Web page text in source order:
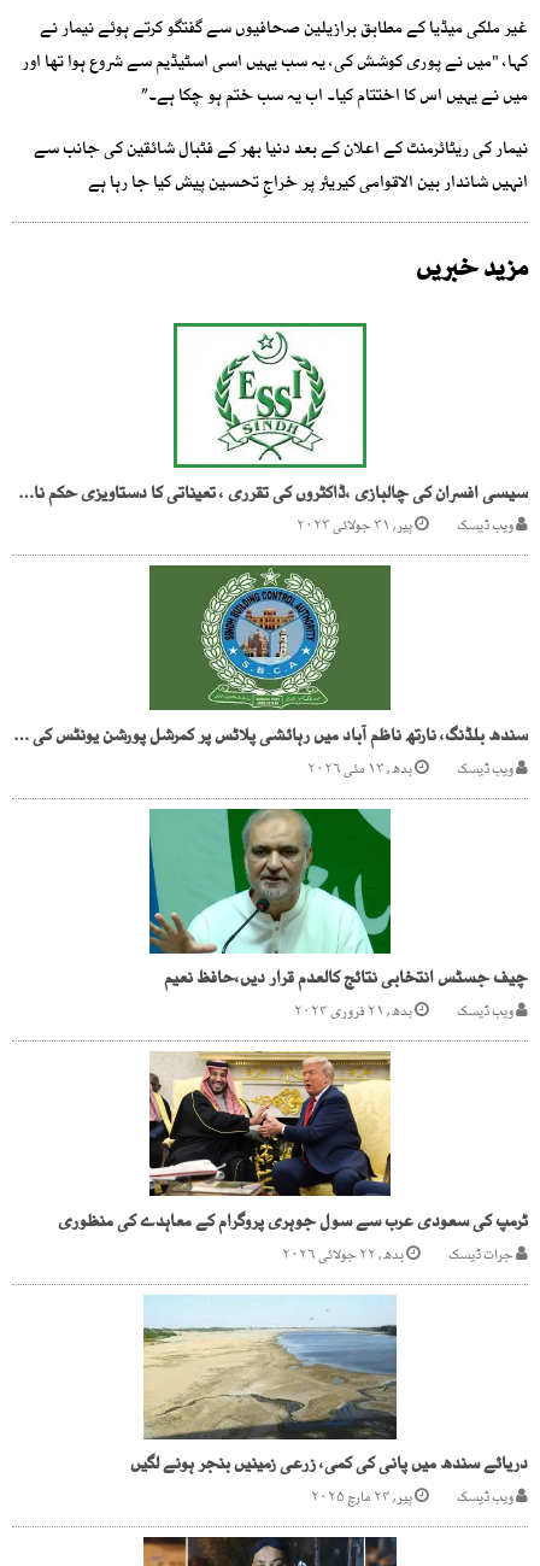
غیر ملکی میڈیا کے مطابق برازیلین صحافیوں سے گفتگو کرتے ہوئے نیمار نے
کہا، "میں نے پوری کوشش کی، یہ سب یہیں اسی اسٹیڈیم سے شروع ہوا تھا اور
میں نے یہیں اس کا اختتام کیا۔ اب یہ سب ختم ہو چکا ہے۔”
نیمار کی ریٹائرمنٹ کے اعلان کے بعد دنیا بھر کے فٹبال شائقین کی جانب سے
انہیں شاندار بین الاقوامی کیریئر پر خراجِ تحسین پیش کیا جا رہا ہے
مزید خبریں
سیسی افسران کی چالبازی ،ڈاکٹروں کی تقرری ، تعیناتی کا دستاویزی حکم نامہ پچھلی تاریخ میں جاری
ویب ڈیسک پیر, ۳۱ جولائی ۲۰۲۳
سندھ بلڈنگ، نارتھ ناظم آباد میں رہائشی پلاٹس پر کمرشل پورشن یونٹس کی تعمیرات
ویب ڈیسک بدھ, ۱۳ مئی ۲۰۲۶
چیف جسٹس انتخابی نتائج کالعدم قرار دیں،حافظ نعیم
ویب ڈیسک بدھ, ۲۱ فروری ۲۰۲۴
ٹرمپ کی سعودی عرب سے سول جوہری پروگرام کے معاہدے کی منظوری
جرات ڈیسک بدھ, ۲۲ جولائی ۲۰۲۶
دریائے سندھ میں پانی کی کمی، زرعی زمینیں بنجر ہونے لگیں
ویب ڈیسک پیر, ۲۴ مارچ ۲۰۲۵